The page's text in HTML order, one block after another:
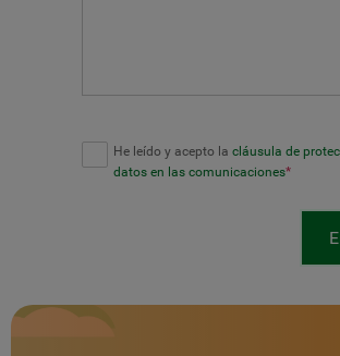
He leído y acepto la cláusula de
datos en las comunicaciones*